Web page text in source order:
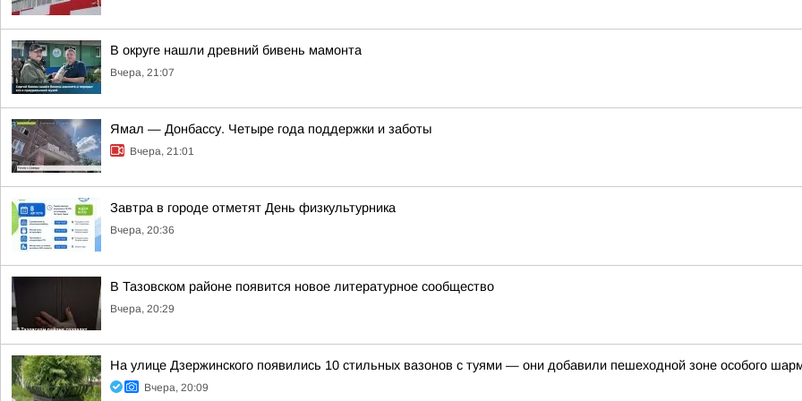
В округе нашли древний бивень мамонта
Вчера, 21:07
Ямал — Донбассу. Четыре года поддержки и заботы
Вчера, 21:01
Завтра в городе отметят День физкультурника
Вчера, 20:36
В Тазовском районе появится новое литературное сообщество
Вчера, 20:29
На улице Дзержинского появились 10 стильных вазонов с туями — они добавили пешеходной зоне особого
Вчера, 20:09